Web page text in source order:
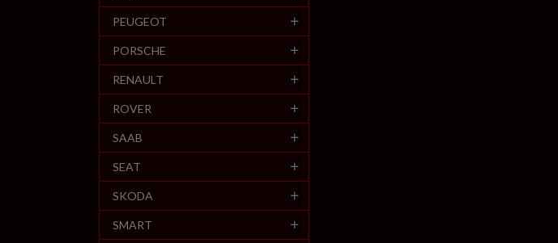
PEUGEOT
PORSCHE
RENAULT
ROVER
SAAB
SEAT
SKODA
SMART